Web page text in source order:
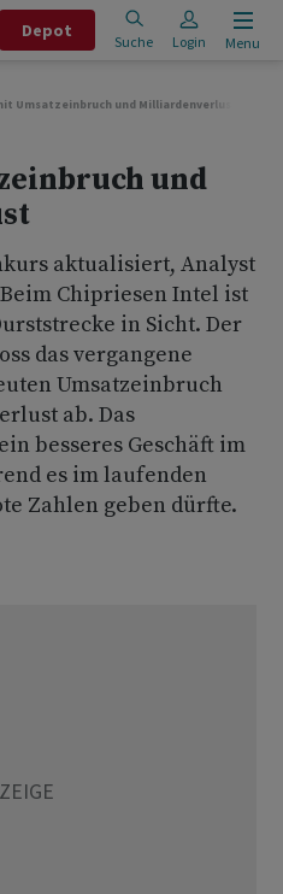
Depot
Suche Login Menu
Umsatzeinbruch und Milliardenverlust
und
aktualisiert, Analyst
Chipriesen Intel ist
in Sicht. Der
das vergangene
Umsatzeinbruch
ab. Das
besseres Geschäft im
es im laufenden
Zahlen geben dürfte.